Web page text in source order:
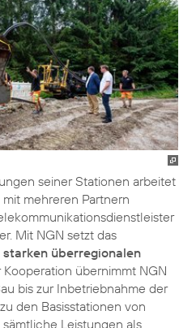
seiner Stationen arbeitet
mehreren Partnern
Mit NGN setzt das
starken überregionalen
Kooperation übernimmt NGN
bis zur Inbetriebnahme der
den Basisstationen von
Leistungen als